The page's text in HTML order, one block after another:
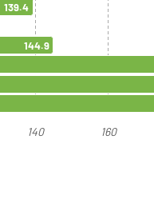
140 160
139.4
144.9